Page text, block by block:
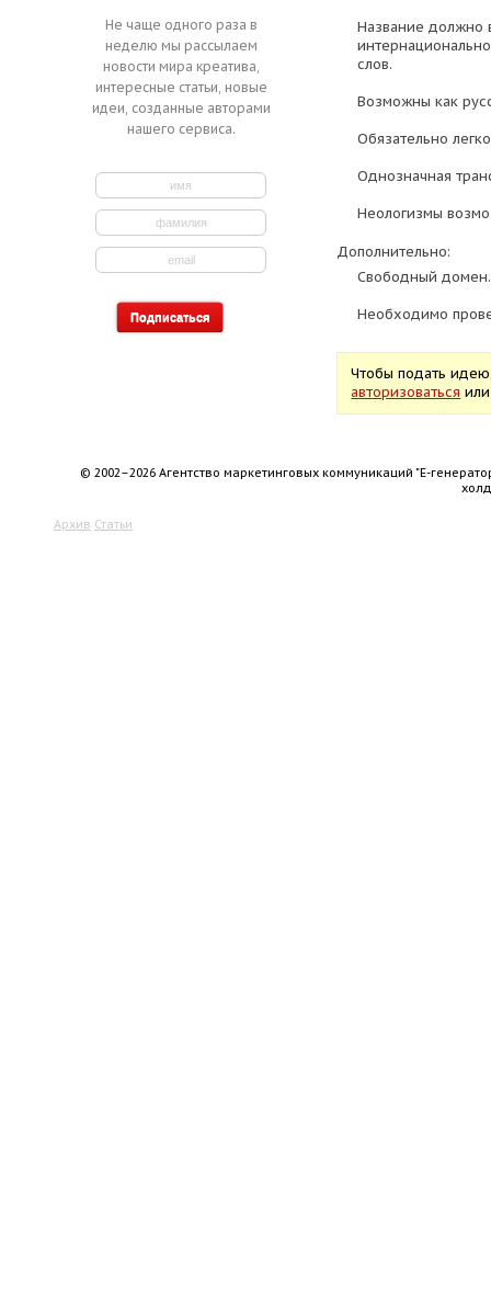
Не чаще одного раза в
неделю мы рассылаем
новости мира креатива,
интересные статьи, новые
идеи, созданные авторами
нашего сервиса.
Название должно
слов.
Возможны как
Обязательно
Однозначная
Неологизмы
Дополнительно:
Свободный домен.
Необходимо
Чтобы подать
авторизоваться
© 2002–2026 Агентство маркетинговых коммуникаций "Е-
Архив Статьи